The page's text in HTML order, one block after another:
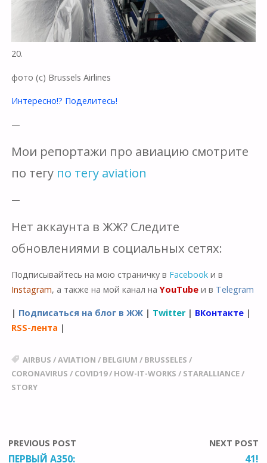
20.
фото (с) Brussels Airlines
Интересно!? Поделитесь!
—
Мои репортажи про авиацию смотрите
по тегу по тегу aviation
—
Нет аккаунта в ЖЖ? Следите
обновлениями в социальных сетях:
Подписывайтесь на мою страничку в Facebookи в
Instagram, а также на мой канал наYouTubeи в Telegram
| Подписаться на блог в ЖЖ| Twitter| ВКонтакте|
RSS-лента |
AIRBUS /AVIATION / BELGIUM / BRUSSELES /
CORONAVIRUS / COVID19/ HOW-IT-WORKS / STARALLIANCE/
STORY
PREVIOUS POST
ПЕРВЫЙ A350:
NEXT POST
41!